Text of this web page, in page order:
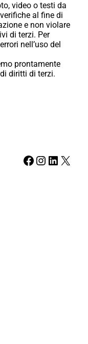
video o testi da
al fine di
e non violare
di terzi. Per
nell’uso del
prontamente
diritti di terzi.
Facebook Instagram LinkedIn X